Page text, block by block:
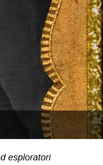
esploratori